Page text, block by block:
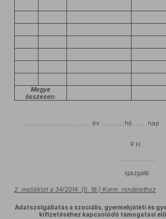
Megye
összesen:
…………………………., …… év ………….hó ……. nap
P.H.
igazgató
2. melléklet a 34/2014. (II. 18.) Korm. rendelethez
Adatszolgáltatás a szociális, gyermekjóléti és
kifizetéséhez kapcsolódó támogatási